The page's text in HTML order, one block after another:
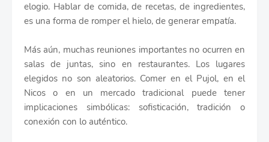
elogio. Hablar de comida, de recetas, de ingredientes,
es una forma de romper el hielo, de generar empatía.
Más aún, muchas reuniones importantes no ocurren en
salas de juntas, sino en restaurantes. Los lugares
elegidos no son aleatorios. Comer en el Pujol, en el
Nicos o en un mercado tradicional puede tener
implicaciones simbólicas: sofisticación, tradición o
conexión con lo auténtico.